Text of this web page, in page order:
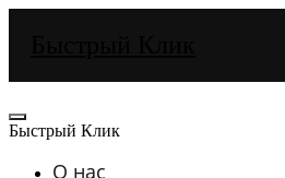
Быстрый Клик
О нас